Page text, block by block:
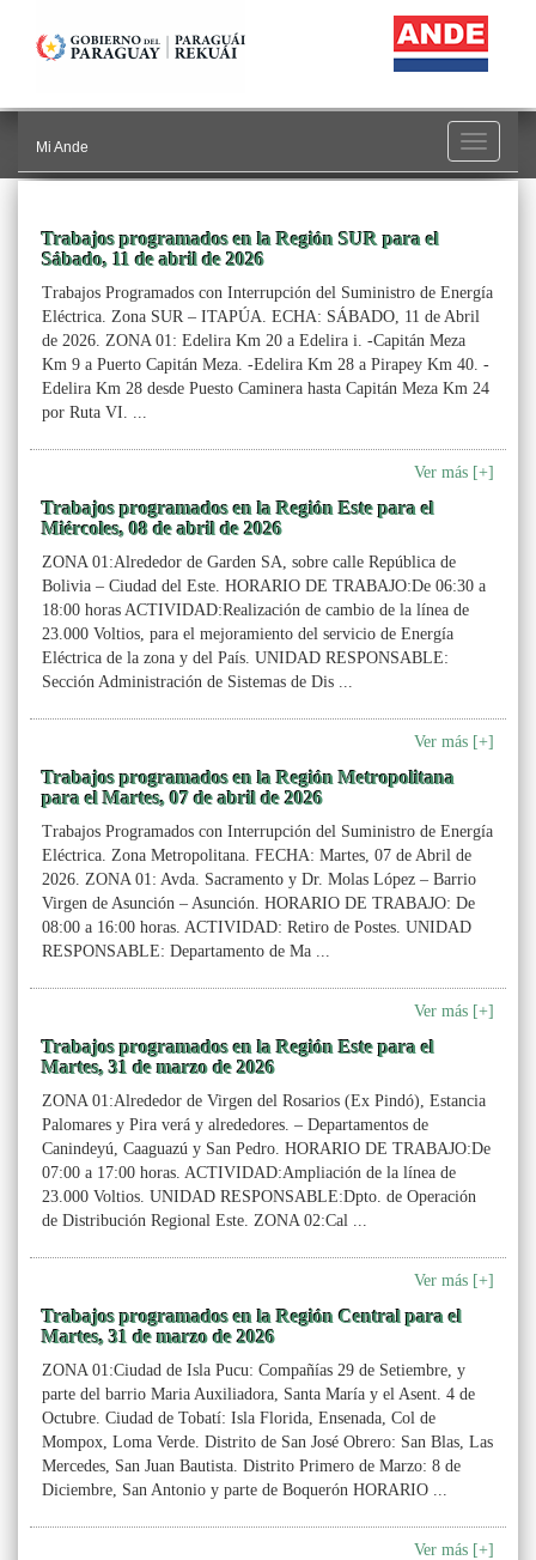
Toggle
Mi Ande
Trabajos programados en la Región SUR para el
Sábado, 11 de abril de 2026
Trabajos Programados con Interrupción del Suministro de Energía
Eléctrica. Zona SUR – ITAPÚA. ECHA: SÁBADO, 11 de Abril
de 2026. ZONA 01: Edelira Km 20 a Edelira i. -Capitán Meza
Km 9 a Puerto Capitán Meza. -Edelira Km 28 a Pirapey Km 40. -
Edelira Km 28 desde Puesto Caminera hasta Capitán Meza Km 24
por Ruta VI. ...
Ver más [+]
Trabajos programados en la Región Este para el
Miércoles, 08 de abril de 2026
ZONA 01:Alrededor de Garden SA, sobre calle República de
Bolivia – Ciudad del Este. HORARIO DE TRABAJO:De 06:30 a
18:00 horas ACTIVIDAD:Realización de cambio de la línea de
23.000 Voltios, para el mejoramiento del servicio de Energía
Eléctrica de la zona y del País. UNIDAD RESPONSABLE:
Sección Administración de Sistemas de Dis ...
Ver más [+]
Trabajos programados en la Región Metropolitana
para el Martes, 07 de abril de 2026
Trabajos Programados con Interrupción del Suministro de Energía
Eléctrica. Zona Metropolitana. FECHA: Martes, 07 de Abril de
2026. ZONA 01: Avda. Sacramento y Dr. Molas López – Barrio
Virgen de Asunción – Asunción. HORARIO DE TRABAJO: De
08:00 a 16:00 horas. ACTIVIDAD: Retiro de Postes. UNIDAD
RESPONSABLE: Departamento de Ma ...
Ver más [+]
Trabajos programados en la Región Este para el
Martes, 31 de marzo de 2026
ZONA 01:Alrededor de Virgen del Rosarios (Ex Pindó), Estancia
Palomares y Pira verá y alrededores. – Departamentos de
Canindeyú, Caaguazú y San Pedro. HORARIO DE TRABAJO:De
07:00 a 17:00 horas. ACTIVIDAD:Ampliación de la línea de
23.000 Voltios. UNIDAD RESPONSABLE:Dpto. de Operación
de Distribución Regional Este. ZONA 02:Cal ...
Ver más [+]
Trabajos programados en la Región Central para el
Martes, 31 de marzo de 2026
ZONA 01:Ciudad de Isla Pucu: Compañías 29 de Setiembre, y
parte del barrio Maria Auxiliadora, Santa María y el Asent. 4 de
Octubre. Ciudad de Tobatí: Isla Florida, Ensenada, Col de
Mompox, Loma Verde. Distrito de San José Obrero: San Blas, Las
Mercedes, San Juan Bautista. Distrito Primero de Marzo: 8 de
Diciembre, San Antonio y parte de Boquerón HORARIO ...
Ver más [+]